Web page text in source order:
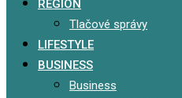
REGIÓN
Tlačové správy
LIFESTYLE
BUSINESS
Business